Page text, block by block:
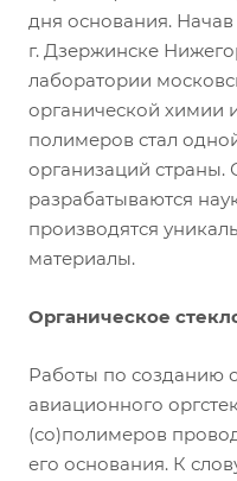
дня основания.
г. Дзержинске
лаборатории
органической химии
полимеров стал
организаций страны.
разрабатываются
производятся
материалы.
Органическое
Работы по созданию
авиационного
(со)полимеров
его основания. К